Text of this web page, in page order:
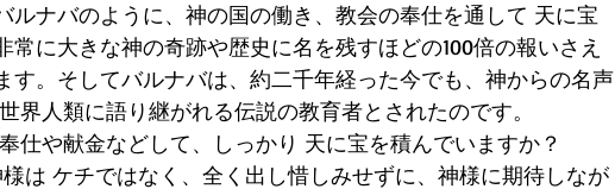
ルナバのように、神の国の働き、教会の奉仕を通して 天に宝
常に大きな神の奇跡や歴史に名を残すほどの100倍の報いさえ
す。そしてバルナバは、約二千年経った今でも、神からの名声
界人類に語り継がれる伝説の教育者とされたのです。
仕や献金などして、しっかり 天に宝を積んでいますか？
は ケチではなく、全く出し惜しみせずに、神様に期待しなが